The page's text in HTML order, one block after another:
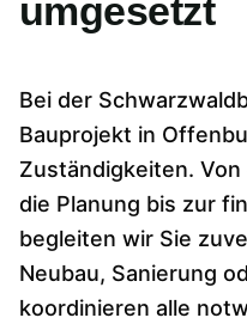
umgesetzt
Bei der
Bauprojekt in
Zuständigkeiten.
die Planung bis zur
begleiten wir Sie
Neubau, Sanierung
koordinieren alle